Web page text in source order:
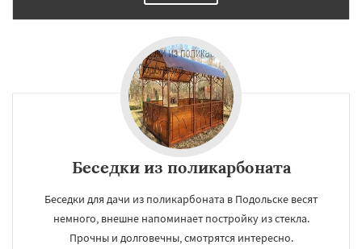
Работаем по
регионам
×
Беседки из поликарбоната
Беседки для дачи из поликарбоната в Подольске весят
немного, внешне напоминает постройку из стекла.
Прочны и долговечны, смотрятся интересно.
УЗНАТЬ ПОДРОБНЕЕ